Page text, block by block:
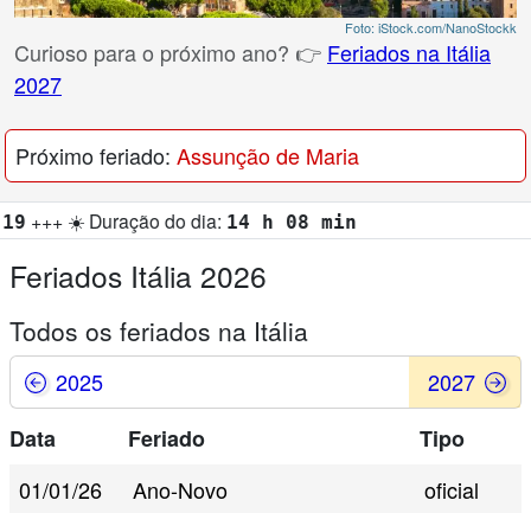
Foto: iStock.com/NanoStockk
Curioso para o próximo ano? 👉 Feriados na Itália
2027
Próximo feriado: Assunção de Maria
do dia: 14 h 08 min
Feriados Itália 2026
Todos os feriados na Itália
2025
2027
Data
Feriado
Tipo
01/01/26
Ano-Novo
oficial